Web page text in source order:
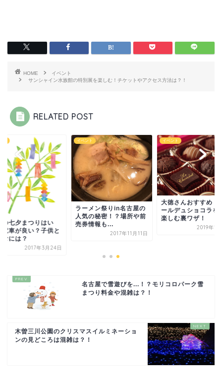
HOME
イベント
サンシャイン水族館の特別展を楽しむ！チケットやアクセス方法は？！
RELATED POST
の七夕まつりはい
電車が良い？子供と
むには？
2017年3月24日
イベント
ラーメン祭りin名古屋の
人気の秘密！？場所や前
売券情報も...
2017年11月11日
イベント
大徳さんおすすめ
ールデュショコラを
楽しむ裏ワザ！
2019年1
名古屋で雪遊びを...！？モリコロパーク雪
まつり料金や混雑は？！
木曽三川公園のクリスマスイルミネーショ
ンの見どころは混雑は？！